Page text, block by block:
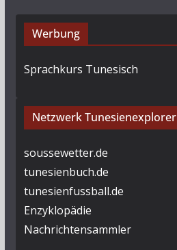
Werbung
Sprachkurs Tunesisch
Netzwerk Tunesienexplorer
soussewetter.de
tunesienbuch.de
tunesienfussball.de
Enzyklopädie
Nachrichtensammler